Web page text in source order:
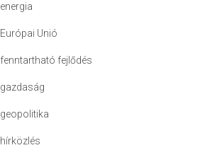
energia
Európai Unió
fenntartható fejlődés
gazdaság
geopolitika
hírközlés